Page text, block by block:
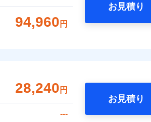
94,960 円
お見積り
28,240 円
---
お見積り